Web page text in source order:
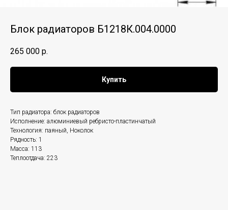
Блок радиаторов Б1218К.004.0000
265 000 р.
Купить
Тип радиатора: блок радиаторов
Исполнение: алюминиевый ребристо-пластинчатый
Технология: паяный, Ноколок
Рядность: 1
Масса: 113
Теплоотдача: 223